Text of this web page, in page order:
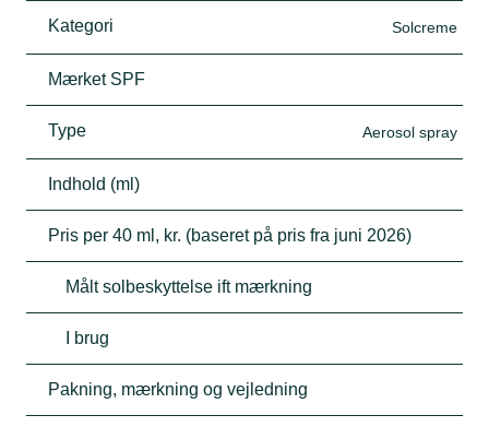
Kategori Solcreme
Mærket SPF
Type Aerosol spray
Indhold (ml)
Pris per 40 ml, kr. (baseret på pris fra juni 2026)
Målt solbeskyttelse ift mærkning
I brug
Pakning, mærkning og vejledning